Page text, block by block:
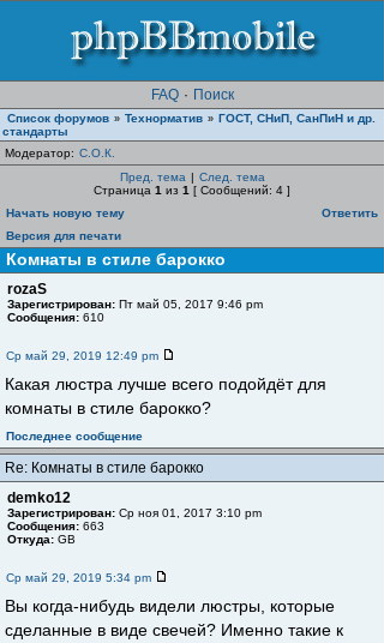
FAQ · Поиск
Список форумов » Teхнорматив » ГОСТ, СНиП, СанПиН и др.
стандарты
Модератор: С.О.К.
Пред. тема | След. тема
Страница 1 из 1 [ Сообщений: 4 ]
Начать новую тему
Ответить
Версия для печати
Комнаты в стиле барокко
rozaS
Зарегистрирован: Пт май 05, 2017 9:46 pm
Сообщения: 610
Ср май 29, 2019 12:49 pm
Какая люстра лучше всего подойдёт для
комнаты в стиле барокко?
Последнее сообщение
Re: Комнаты в стиле барокко
demko12
Зарегистрирован: Ср ноя 01, 2017 3:10 pm
Сообщения: 663
Откуда: GB
Ср май 29, 2019 5:34 pm
Вы когда-нибудь видели люстры, которые
сделанные в виде свечей? Именно такие к